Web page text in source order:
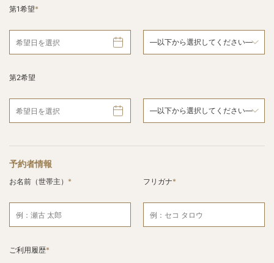
第1希望
第2希望
予約者情報
お名前（世帯主） フリガナ
ご利用履歴